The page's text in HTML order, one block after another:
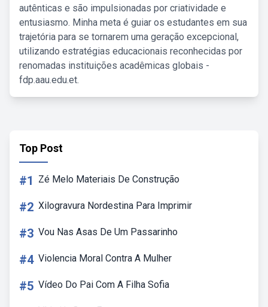
autênticas e são impulsionadas por criatividade e
entusiasmo. Minha meta é guiar os estudantes em sua
trajetória para se tornarem uma geração excepcional,
utilizando estratégias educacionais reconhecidas por
renomadas instituições acadêmicas globais -
fdp.aau.edu.et.
Top Post
#1 Zé Melo Materiais De Construção
#2 Xilogravura Nordestina Para Imprimir
#3 Vou Nas Asas De Um Passarinho
#4 Violencia Moral Contra A Mulher
#5 Vídeo Do Pai Com A Filha Sofia